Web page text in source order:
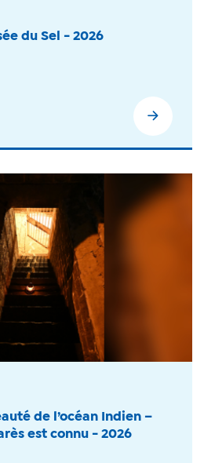
du Sel - 2026
de l’océan Indien –
est connu - 2026